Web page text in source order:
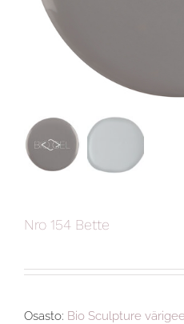
Nro 154 Bette
Osasto: Bio Sculpture